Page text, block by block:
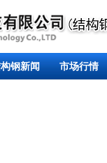
钢新闻 市场行情